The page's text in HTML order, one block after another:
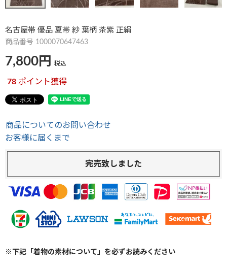
名古屋帯 優品 夏帯 紗 葉柄 茶紫 正絹
商品番号 1000070647463
7,800 税込
78 ポイント獲得
商品についてのお問い合わせ
お客様に届くまで
完売致しました
※下記「着物の素材について」を必ずお読みください